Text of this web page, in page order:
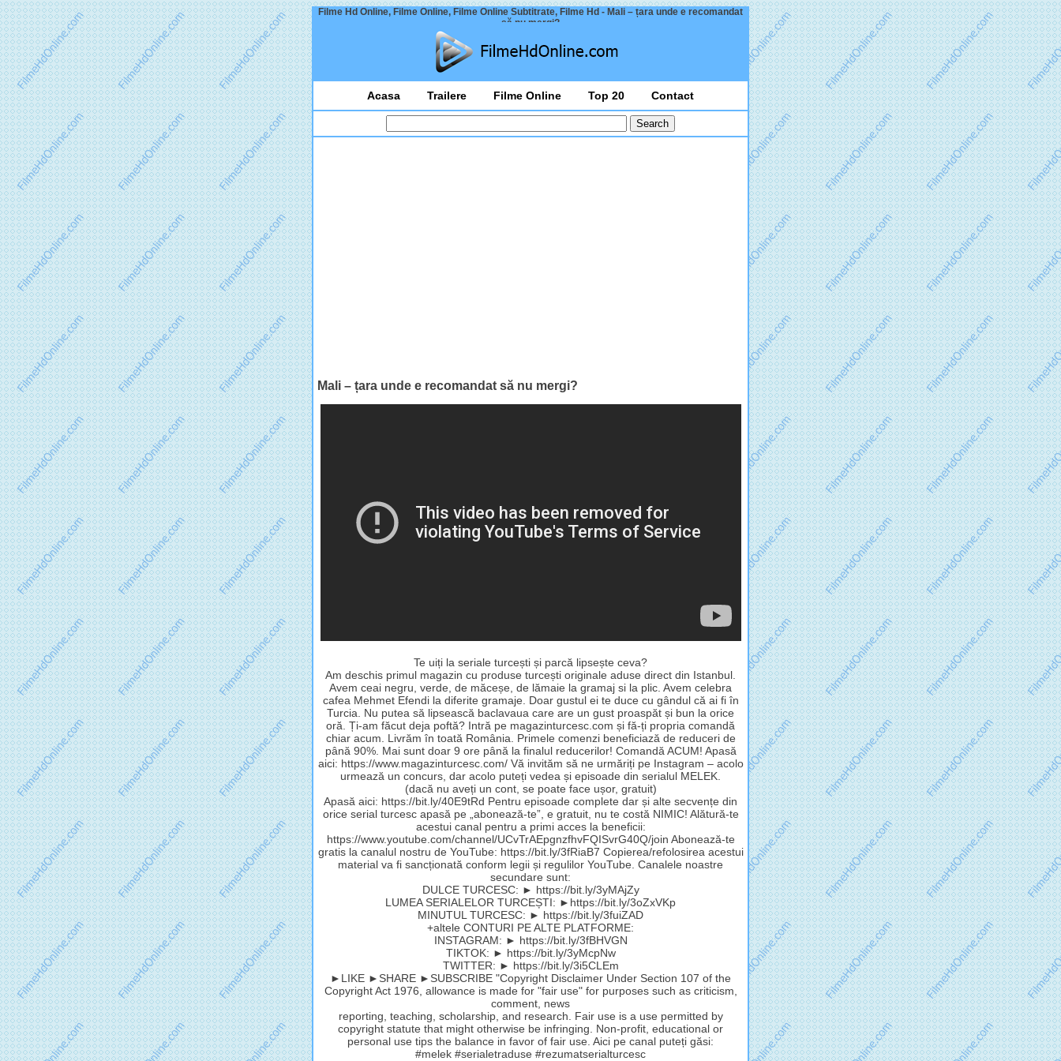
Filme Hd Online, Filme Online, Filme Online Subtitrate, Filme Hd - Mali – țara unde e recomandat
să nu mergi?
Acasa Trailere Filme Online Top 20 Contact
Mali – țara unde e recomandat să nu mergi?
Te uiți la seriale turcești și parcă lipsește ceva?
Am deschis primul magazin cu produse turcești originale aduse direct din Istanbul.
Avem ceai negru, verde, de măceșe, de lămaie la gramaj si la plic. Avem celebra
cafea Mehmet Efendi la diferite gramaje. Doar gustul ei te duce cu gândul că ai fi în
Turcia. Nu putea să lipsească baclavaua care are un gust proaspăt și bun la orice
oră. Ți-am făcut deja poftă? Intră pe magazinturcesc.com și fă-ți propria comandă
chiar acum. Livrăm în toată România. Primele comenzi beneficiază de reduceri de
până 90%. Mai sunt doar 9 ore până la finalul reducerilor! Comandă ACUM! Apasă
aici: https://www.magazinturcesc.com/ Vă invităm să ne urmăriți pe Instagram – acolo
urmează un concurs, dar acolo puteți vedea și episoade din serialul MELEK.
(dacă nu aveți un cont, se poate face ușor, gratuit)
Apasă aici: https://bit.ly/40E9tRd Pentru episoade complete dar și alte secvențe din
orice serial turcesc apasă pe „abonează-te”, e gratuit, nu te costă NIMIC! Alătură-te
acestui canal pentru a primi acces la beneficii:
https://www.youtube.com/channel/UCvTrAEpgnzfhvFQISvrG40Q/join Abonează-te
gratis la canalul nostru de YouTube: https://bit.ly/3fRiaB7 Copierea/refolosirea acestui
material va fi sancționată conform legii și regulilor YouTube. Canalele noastre
secundare sunt:
DULCE TURCESC: ► https://bit.ly/3yMAjZy
LUMEA SERIALELOR TURCEȘTI: ►https://bit.ly/3oZxVKp
MINUTUL TURCESC: ► https://bit.ly/3fuiZAD
+altele CONTURI PE ALTE PLATFORME:
INSTAGRAM: ► https://bit.ly/3fBHVGN
TIKTOK: ► https://bit.ly/3yMcpNw
TWITTER: ► https://bit.ly/3i5CLEm
►LIKE ►SHARE ►SUBSCRIBE "Copyright Disclaimer Under Section 107 of the
Copyright Act 1976, allowance is made for "fair use" for purposes such as criticism,
comment, news
reporting, teaching, scholarship, and research. Fair use is a use permitted by
copyright statute that might otherwise be infringing. Non-profit, educational or
personal use tips the balance in favor of fair use. Aici pe canal puteți găsi:
#melek #serialetraduse #rezumatserialturcesc